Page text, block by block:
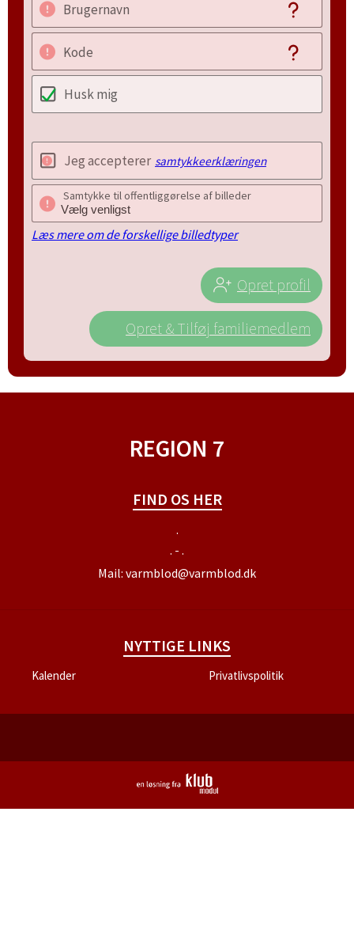
Brugernavn
Kode
Husk mig
Jeg accepterer samtykkeerklæringen
Samtykke til offentliggørelse af billeder
Læs mere om de forskellige billedtyper
Opret profil
Opret & Tilføj familiemedlem
REGION 7
FIND OS HER
.
. - .
Mail: varmblod@varmblod.dk
NYTTIGE LINKS
Kalender Privatlivspolitik